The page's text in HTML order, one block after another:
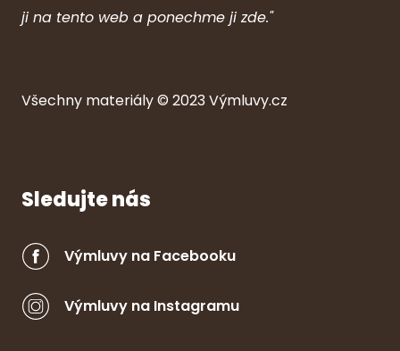
ji na tento web a ponechme ji zde."
Všechny materiály © 2023Výmluvy.cz
Sledujte nás
Výmluvy na Facebooku
Výmluvy na Instagramu